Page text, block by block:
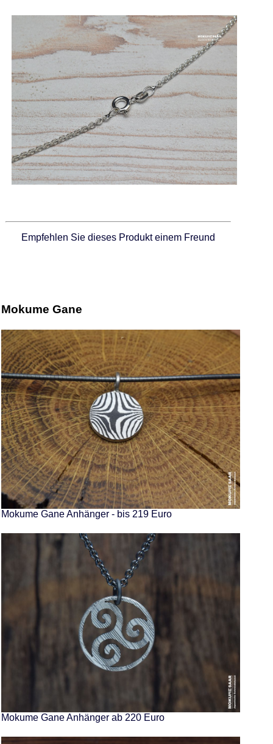
Empfehlen Sie dieses Produkt einem Freund
Mokume Gane
Mokume Gane Anhänger - bis 219 Euro
Mokume Gane Anhänger ab 220 Euro